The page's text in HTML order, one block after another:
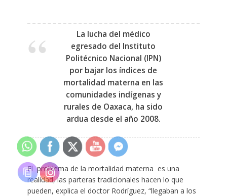
La lucha del médico
egresado del Instituto
Politécnico Nacional (IPN)
por bajar los índices de
mortalidad materna en las
comunidades indígenas y
rurales de Oaxaca, ha sido
ardua desde el año 2008.
El problema de la mortalidad materna es una
realidad, las parteras tradicionales hacen lo que
pueden, explica el doctor Rodríguez, “llegaban a los